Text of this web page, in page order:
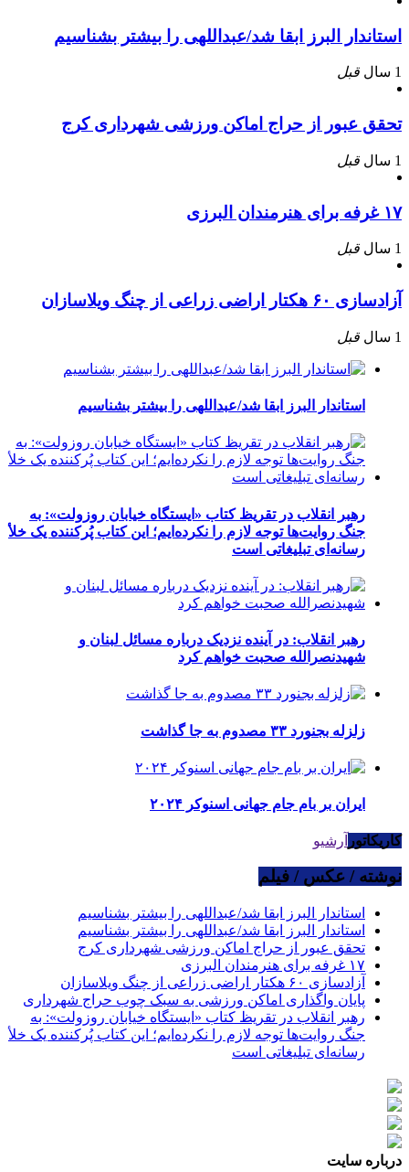
استاندار البرز ابقا شد/عبداللهی را بیشتر بشناسیم
1 سال قبل
تحقق عبور از حراج اماکن ورزشی شهرداری کرج
1 سال قبل
۱۷ غرفه برای هنرمندان البرزی
1 سال قبل
آزادسازی ۶۰ هکتار اراضی زراعی از چنگ ویلاسازان
1 سال قبل
استاندار البرز ابقا شد/عبداللهی را بیشتر بشناسیم
رهبر انقلاب در تقریظ کتاب «ایستگاه خیابان روزولت»: به
جنگ روایت‌ها توجه لازم را نکرده‌ایم؛ این کتاب پُرکننده‌ یک خلأ
رسانه‌ای تبلیغاتی است
رهبر انقلاب: در آینده نزدیک درباره مسائل لبنان و
شهیدنصرالله صحبت خواهم کرد
زلزله بجنورد ۳۳ مصدوم به جا گذاشت
ایران بر بام جام جهانی اسنوکر ۲۰۲۴
کاریکاتور آرشیو
نوشته / عکس / فیلم
استاندار البرز ابقا شد/عبداللهی را بیشتر بشناسیم
استاندار البرز ابقا شد/عبداللهی را بیشتر بشناسیم
تحقق عبور از حراج اماکن ورزشی شهرداری کرج
۱۷ غرفه برای هنرمندان البرزی
آزادسازی ۶۰ هکتار اراضی زراعی از چنگ ویلاسازان
پایان واگذاری اماکن ورزشی به سبک چوب حراج شهرداری
رهبر انقلاب در تقریظ کتاب «ایستگاه خیابان روزولت»: به
جنگ روایت‌ها توجه لازم را نکرده‌ایم؛ این کتاب پُرکننده‌ یک خلأ
رسانه‌ای تبلیغاتی است
درباره سایت